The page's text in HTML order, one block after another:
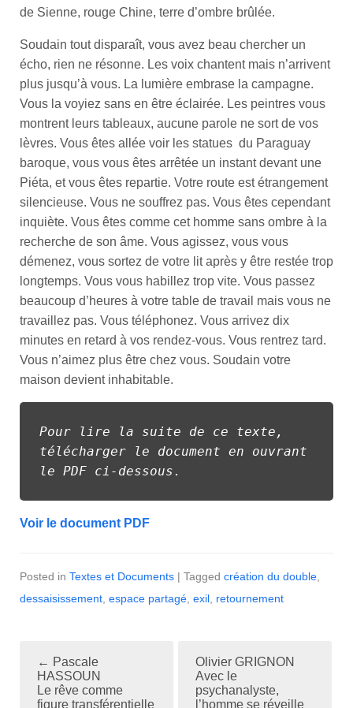
de Sienne, rouge Chine, terre d’ombre brûlée.
Soudain tout disparaît, vous avez beau chercher un
écho, rien ne résonne. Les voix chantent mais n’arrivent
plus jusqu’à vous. La lumière embrase la campagne.
Vous la voyiez sans en être éclairée. Les peintres vous
montrent leurs tableaux, aucune parole ne sort de vos
lèvres. Vous êtes allée voir les statues du Paraguay
baroque, vous vous êtes arrêtée un instant devant une
Piéta, et vous êtes repartie. Votre route est étrangement
silencieuse. Vous ne souffrez pas. Vous êtes cependant
inquiète. Vous êtes comme cet homme sans ombre à la
recherche de son âme. Vous agissez, vous vous
démenez, vous sortez de votre lit après y être restée trop
longtemps. Vous vous habillez trop vite. Vous passez
beaucoup d’heures à votre table de travail mais vous ne
travaillez pas. Vous téléphonez. Vous arrivez dix
minutes en retard à vos rendez-vous. Vous rentrez tard.
Vous n’aimez plus être chez vous. Soudain votre
maison devient inhabitable.
Pour lire la suite de ce texte,
télécharger le document en ouvrant
le PDF ci-dessous.
Voir le document PDF
Posted in Textes et Documents | Tagged création du double
dessaisissement espace partagé exil retournement
← Pascale
HASSOUN
Le rêve comme
figure transférentielle
Olivier GRIGNON
Avec le
psychanalyste,
l’homme se réveille